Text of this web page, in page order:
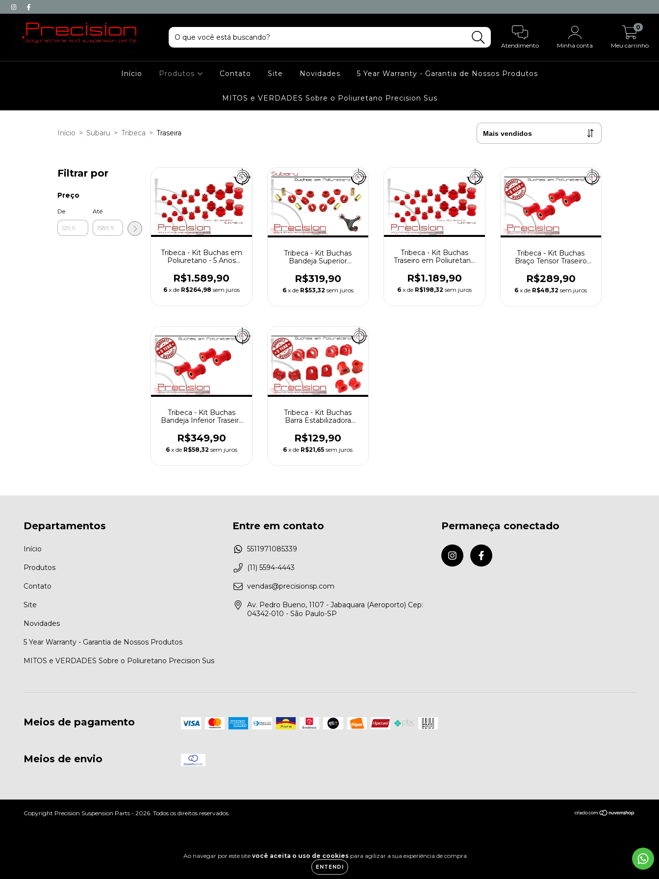
Atendimento Minha conta Meu carrinho
0
Início Produtos Contato Site Novidades 5 Year Warranty - Garantia de Nossos Produtos
MITOS e VERDADES Sobre o Poliuretano Precision Sus
Ao navegar por este site você aceita o uso de cookiespara agilizar a sua experiência de compra.
ENTENDI
Início > Subaru > Tribeca > Traseira
Filtrar por
Preço
De Até
Tribeca - Kit Buchas em
Poliuretano - 5 Anos
R$1.589,90
6 x de R$264,98 sem juros
Tribeca - Kit Buchas
Bandeja Superior
5 Anos Garantia
R$319,90
6 x de R$53,32 sem juros
Tribeca - Kit Buchas
Traseiro em Poliuretano
R$1.189,90
6 x de R$198,32 sem juros
Tribeca - Kit Buchas
Braço Tensor Traseiro
Garantia
R$289,90
6 x de R$48,32 sem juros
Tribeca - Kit Buchas
Bandeja Inferior Traseira
Garantia
R$349,90
6 x de R$58,32 sem juros
Tribeca - Kit Buchas
Barra Estabilizadora
5 Anos Garantia
R$129,90
6 x de R$21,65 sem juros
Departamentos
Início
Produtos
Contato
Site
Novidades
5 Year Warranty - Garantia de Nossos Produtos
MITOS e VERDADES Sobre o Poliuretano Precision Sus
Entre em contato
5511971085339
(11) 5594-4443
vendas@precisionsp.com
Av. Pedro Bueno, 1107 - Jabaquara (Aeroporto) Cep:
04342-010 - São Paulo-SP
Permaneça conectado
Meios de pagamento
Meios de envio
Copyright Precision Suspension Parts - 2026. Todos os direitos reservados.